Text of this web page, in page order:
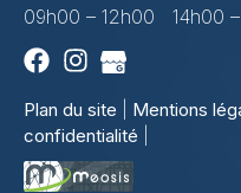
09h00 – 12h00 14h00
Plan du site
Mentions
confidentialité